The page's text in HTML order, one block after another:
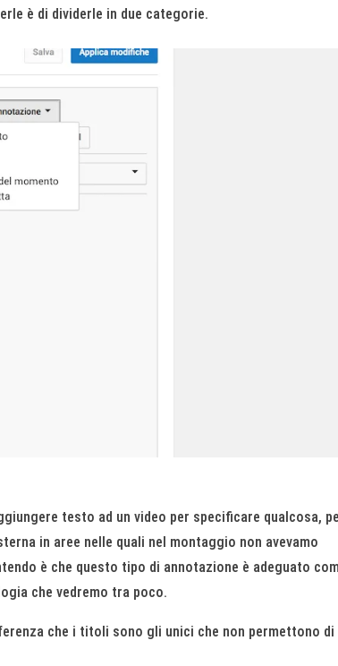
è di dividerle in due categorie.
testo ad un video per specificare qualcosa,
in aree nelle quali nel montaggio non avevamo
è che questo tipo di annotazione è adeguato
che vedremo tra poco.
che i titoli sono gli unici che non permettono di